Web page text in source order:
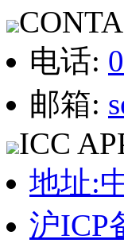
电话:
邮箱:
ICC
地址:
沪ICP